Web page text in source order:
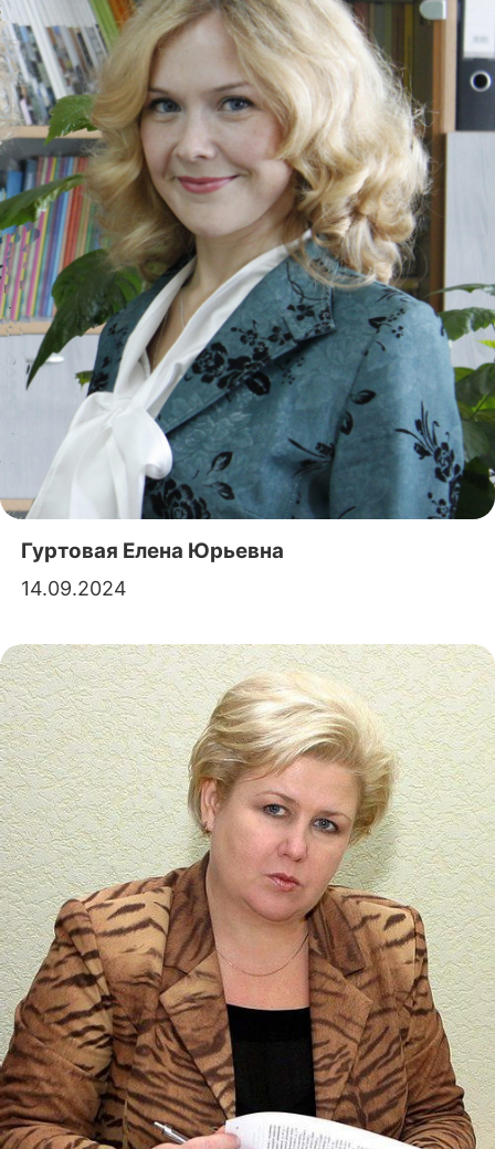
Гуртовая Елена Юрьевна
14.09.2024